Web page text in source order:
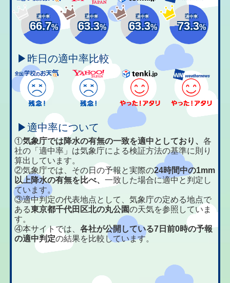
適中率
66.7%
適中率
63.3%
適中率
63.3%
適中率
73.3%
▶昨日の適中率比較
▶適中率について
①気象庁では降水の有無の一致を適中としており、各
社の「適中率」は気象庁による検証方法の基準に則り
算出しています。
②気象庁では、その日の予報と実際の24時間中の1mm
以上降水の有無を比べ、一致した場合に適中と判定し
ています。
③適中判定の代表地点として、気象庁の定める地点で
ある東京都千代田区北の丸公園の天気を参照していま
す。
④本サイトでは、各社が公開している7日前0時の予報
の適中判定の結果を比較しています。